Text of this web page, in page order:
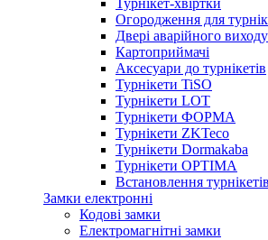
Огородження для
Двері аварійного виходу
Картоприймачі
Аксесуари до турнікетів
Турнікети TiSO
Турнікети LOT
Турнікети ФОРМА
Турнікети ZKTeco
Турнікети Dormakaba
Турнікети OPTIMA
Встановлення турнікетів
Замки електронні
Кодові замки
Електромагнітні замки